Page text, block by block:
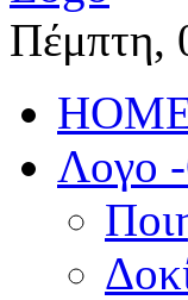
Πέμπτη,
Λογο